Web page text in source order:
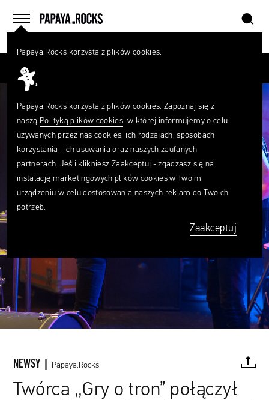
menu
home szukaj
NEWSY | Papaya.Rocks
Twórca „Gry o tron” połączył
Papaya.Rocks korzysta z plików cookies.
Papaya.Rocks korzysta z plików cookies. Zapoznaj się z
naszą Polityką plików cookies, w której informujemy o celu
używanych przez nas cookies, ich rodzajach, sposobach
korzystania i ich usuwania oraz naszych zaufanych
partnerach. Jeśli klikniesz Zaakceptuj - zgadzasz się na
instalację marketingowych plików cookies w Twoim
urządzeniu w celu dostosowania naszych reklam do Twoich
potrzeb.
Zaakceptuj
Czego
szukasz?